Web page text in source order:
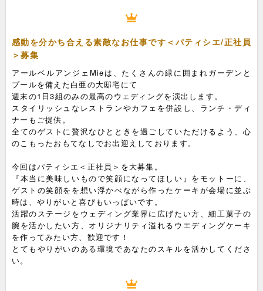
感動を分かち合える素敵なお仕事です＜パティシエ/正社員
＞募集
アールベルアンジェMieは、たくさんの緑に囲まれガーデンと
プールを備えた白亜の大邸宅にて
週末の1日3組のみの最高のウェディングを演出します。
スタイリッシュなレストランやカフェを併設し、ランチ・ディ
ナーもご提供。
全てのゲストに贅沢なひとときを過ごしていただけるよう、心
のこもったおもてなしでお出迎えしております。
今回はパティシエ＜正社員＞を大募集。
『本当に美味しいもので笑顔になってほしい』をモットーに、
ゲストの笑顔をを想い浮かべながら作ったケーキが会場に並ぶ
時は、やりがいと喜びもいっぱいです。
活躍のステージをウェディング業界に広げたい方、細工菓子の
腕を活かしたい方、オリジナリティ溢れるウエディングケーキ
を作ってみたい方、歓迎です！
とてもやりがいのある環境であなたのスキルを活かしてくださ
い。